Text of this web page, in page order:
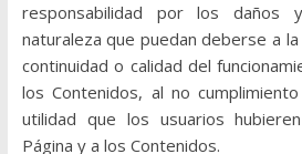
responsabilidad por los daños
naturaleza que puedan deberse a
continuidad o calidad del
los Contenidos, al no
utilidad que los usuarios
Página y a los Contenidos.